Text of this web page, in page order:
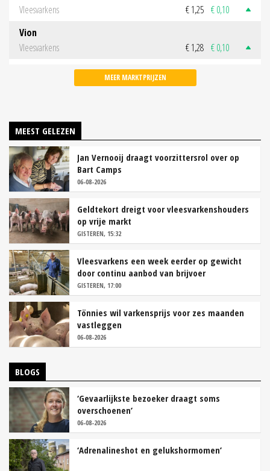
Vleesvarkens
€ 1,25 € 0,10
Vion
Vleesvarkens
€ 1,28 € 0,10
MEER MARKTPRIJZEN
MEEST GELEZEN
Jan Vernooij draagt voorzittersrol over op
Bart Camps
06-08-2026
Geldtekort dreigt voor vleesvarkenshouders
op vrije markt
GISTEREN, 15:32
Vleesvarkens een week eerder op gewicht
door continu aanbod van brijvoer
GISTEREN, 17:00
Tönnies wil varkensprijs voor zes maanden
vastleggen
06-08-2026
BLOGS
‘Gevaarlijkste bezoeker draagt soms
overschoenen’
06-08-2026
‘Adrenalineshot en gelukshormomen’